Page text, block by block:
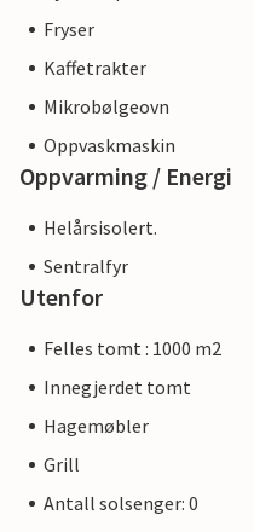
Fryser
Kaffetrakter
Mikrobølgeovn
Oppvaskmaskin
Oppvarming / Energi
Helårsisolert.
Sentralfyr
Utenfor
Felles tomt : 1000 m2
Innegjerdet tomt
Hagemøbler
Grill
Antall solsenger: 0